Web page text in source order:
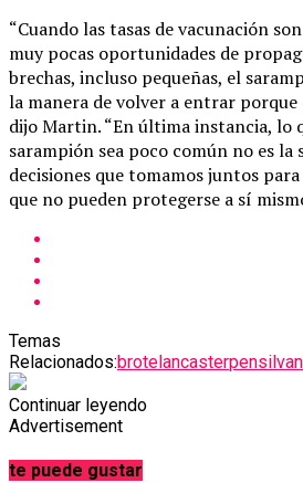
“Cuando las tasas de vacunación
muy pocas oportunidades de
brechas, incluso pequeñas, el
la manera de volver a entrar porque
dijo Martin. “En última instancia, lo
sarampión sea poco común no es la
decisiones que tomamos juntos
que no pueden protegerse a sí
Temas
Relacionados:brotelancaster
Continuar leyendo
Advertisement
te puede gustar